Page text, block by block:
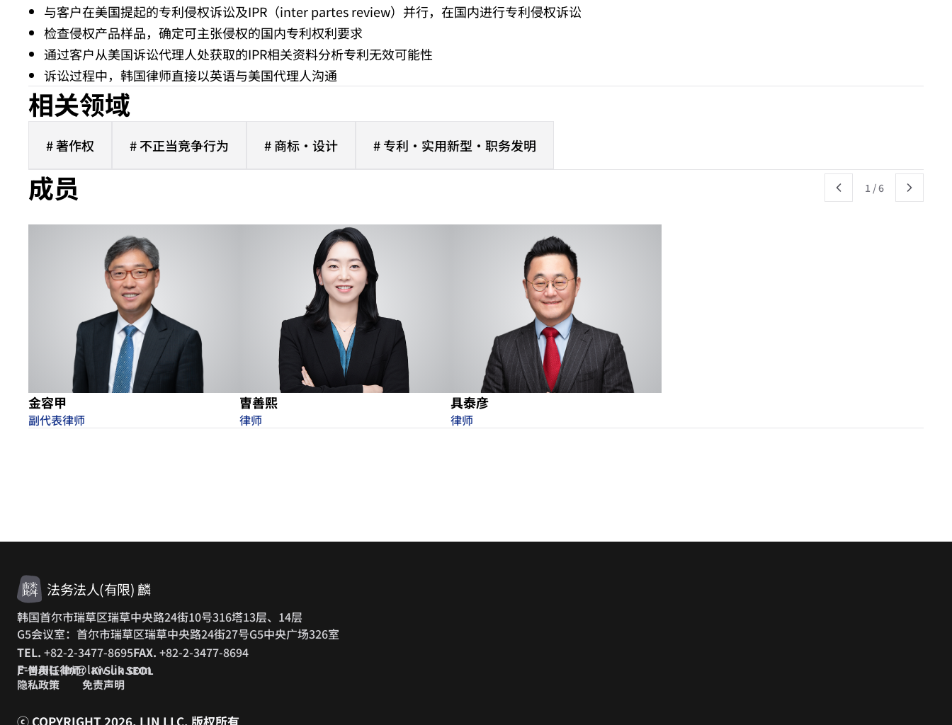
与客户在美国提起的专利侵权诉讼及IPR（inter partes review）并行，在国内进行专利侵权诉讼
检查侵权产品样品，确定可主张侵权的国内专利权利要求
通过客户从美国诉讼代理人处获取的IPR相关资料分析专利无效可能性
诉讼过程中，韩国律师直接以英语与美国代理人沟通
相关领域
# 著作权 # 不正当竞争行为 # 商标·设计 # 专利·实用新型·职务发明
成员 1 /6
金容甲
副代表律师
曺善熙
律师
具泰彦
律师
法务法人(有限) 麟
韩国首尔市瑞草区瑞草中央路24街10号316塔13层、14层
G5会议室：首尔市瑞草区瑞草中央路24街27号G5中央广场326室
TEL. +82-2-3477-8695FAX. +82-2-3477-8694
E-MAIL.lin@law-lin.com
广告责任律师：Ki Suk SEOL
隐私政策
免责声明
ⓒ COPYRIGHT 2026. LIN LLC. 版权所有